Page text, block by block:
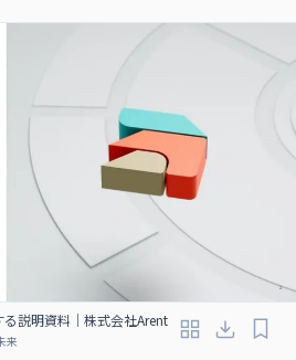
説明資料｜株式会社Arent
来